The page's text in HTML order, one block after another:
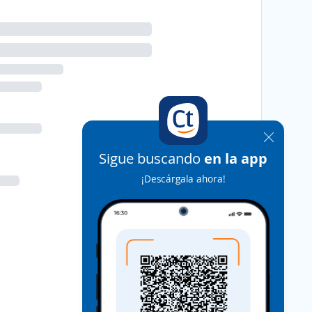
Sigue buscando en la app
¡Descárgala ahora!